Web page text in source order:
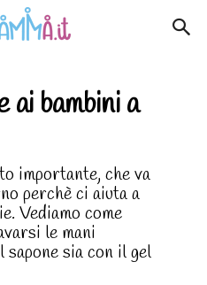
ai bambini a
importante, che va
perchè ci aiuta a
Vediamo come
le mani
sia con il gel